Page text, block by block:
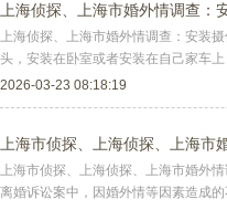
上海侦探、上海市婚外情调查：
上海侦探、上海市婚外情调查：安装
头，安装在卧室或者安装在自己家车
2026-03-23 08:18:19
上海市侦探、上海侦探、上海
上海市侦探、上海侦探、上海市婚外
离婚诉讼案中，因婚外情等因素造成